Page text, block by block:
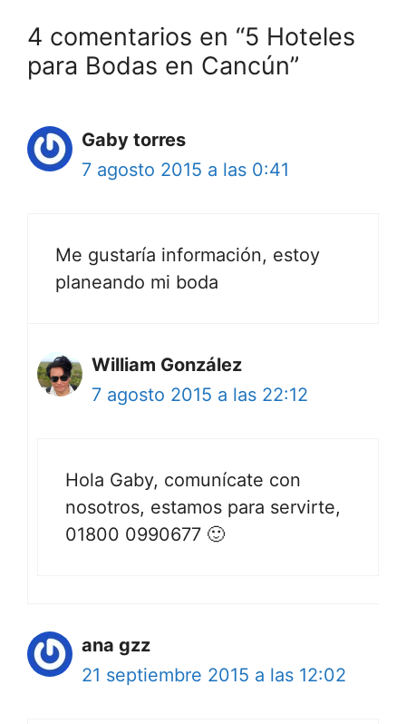
4 comentarios en “5 Hoteles
para Bodas en Cancún”
Gaby torres
7 agosto 2015 a las 0:41
Me gustaría información, estoy
planeando mi boda
William González
7 agosto 2015 a las 22:12
Hola Gaby, comunícate con
nosotros, estamos para servirte,
01800 0990677 🙂
ana gzz
21 septiembre 2015 a las 12:02